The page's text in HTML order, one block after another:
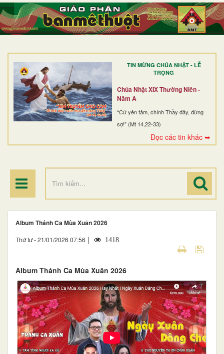
TIN MỪNG CHÚA NHẬT - LỄ
TRỌNG
Chúa Nhật XIX Thường Niên -
Năm A
“Cứ yên tâm, chính Thầy đây, đừng
sợ!” (Mt 14,22-33)
Đọc các tin khác ➥
TRANG NHẤT
GIỚI THIỆU
DÒNG TU
BAN MỤC VỤ
ĐOÀN THỂ CG
ĐIỂM HÀNH HƯƠNG
Album Thánh Ca Mùa Xuân 2026
Thứ tư - 21/01/2026 07:56 | 1418
​​​​​​​Album Thánh Ca Mùa Xuân 2026